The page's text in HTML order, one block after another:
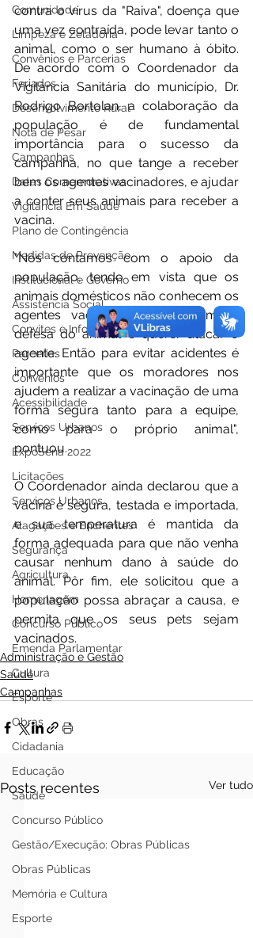
Comunidade
Limpeza e Zeladoria
Convênios e Parcerias
Feriados
Desenvolvimento Rural
Nota de Pesar
Campanhas
Datas Comemorativas
Vigilância Em Saúde
Plano de Contingência
Medidas de Prevenção
Institucional e Governo
Assistência Social
Convites e Informativos
Parcerias
Convênios
Acessibilidade
Serviços Urbanos
ExpoSena 2022
Licitações
Serviços Urbanos
Alagações e Enchentes
Segurança
Agricultura
Homenagem
Concurso Público
Emenda Parlamentar
Cultura
Esporte
Obras
Cidadania
Educação
Saúde
Concurso Público
Gestão/Execução: Obras Públicas
Obras Públicas
Memória e Cultura
Esporte
contra o vírus da "Raiva", doença que
uma vez contraída, pode levar tanto o
animal, como o ser humano à óbito.
De acordo com o Coordenador da
Vigilância Sanitária do município, Dr.
Rodrigo Bortolan, a colaboração da
população é de fundamental
importância para o sucesso da
campanha, no que tange a receber
bem os agentes vacinadores, e ajudar
a conter seus animais para receber a
vacina.
"Nós contamos com o apoio da
população, tendo em vista que os
animais domésticos não conhecem os
agentes vacinadores, e a primeira
defesa do animal é querer atacar o
agente. Então para evitar acidentes é
importante que os moradores nos
ajudem a realizar a vacinação de uma
forma segura tanto para a equipe,
como para o próprio animal",
pontuou.
O Coordenador ainda declarou que a
vacina é segura, testada e importada,
e sua temperatura é mantida da
forma adequada para que não venha
causar nenhum dano à saúde do
animal. Pôr fim, ele solicitou que a
população possa abraçar a causa, e
permita que os seus pets sejam
vacinados.
Administração e Gestão
Saúde
Campanhas
Posts recentes Ver tudo